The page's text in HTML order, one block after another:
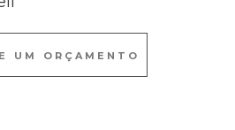
UM ORÇAMENTO